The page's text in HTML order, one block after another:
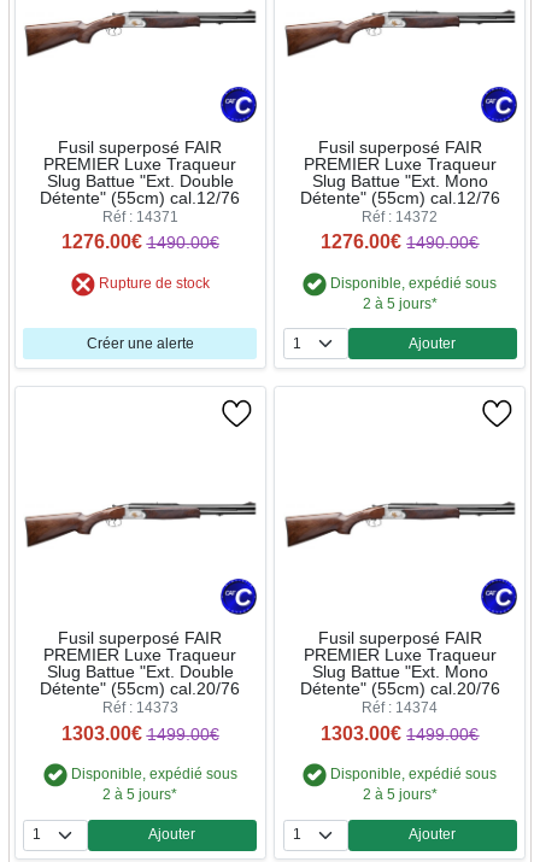
Fusil superposé FAIR
PREMIER Luxe Traqueur
Slug Battue "Ext. Double
Détente" (55cm) cal.12/76
Réf : 14371
1276.00€ 1490.00€
Rupture de stock
Créer une alerte
Fusil superposé FAIR
PREMIER Luxe Traqueur
Slug Battue "Ext. Mono
Détente" (55cm) cal.12/76
Réf : 14372
1276.00€ 1490.00€
Disponible, expédié sous
2 à 5 jours*
Quantité
Ajouter
Fusil superposé FAIR
PREMIER Luxe Traqueur
Slug Battue "Ext. Double
Détente" (55cm) cal.20/76
Réf : 14373
1303.00€ 1499.00€
Disponible, expédié sous
2 à 5 jours*
Quantité
Ajouter
Fusil superposé FAIR
PREMIER Luxe Traqueur
Slug Battue "Ext. Mono
Détente" (55cm) cal.20/76
Réf : 14374
1303.00€ 1499.00€
Disponible, expédié sous
2 à 5 jours*
Quantité
Ajouter